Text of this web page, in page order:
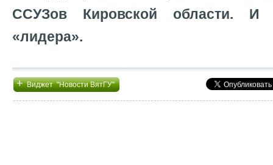
ССУЗов Кировской области. И
«лидера».
+Виджет "Новости ВятГУ"